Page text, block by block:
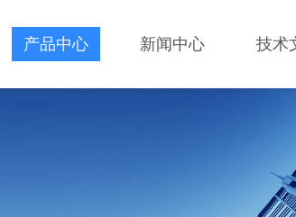
产品中心 新闻中心 技术